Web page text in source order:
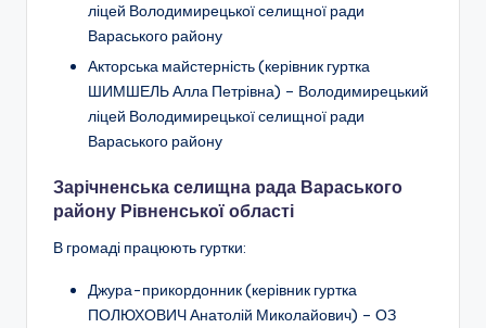
о
т
и
ч
о
г
в
ліцей Володимирецької селищної ради
Вараського району
Акторська майстерність (керівник гуртка
ШИМШЕЛЬ Алла Петрівна) – Володимирецький
ліцей Володимирецької селищної ради
Вараського району
Зарічненська селищна рада Вараського
району Рівненської області
В громаді працюють гуртки:
Джура-прикордонник (керівник гуртка
ПОЛЮХОВИЧ Анатолій Миколайович) – ОЗ